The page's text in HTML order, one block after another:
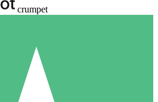
crumpet